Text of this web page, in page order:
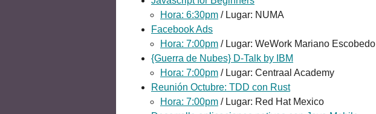
Hora: 6:30pm / Lugar: NUMA
Facebook Ads
Hora: 7:00pm / Lugar: WeWork Mariano Escobedo
{Guerra de Nubes} D-Talk by IBM
Hora: 7:00pm / Lugar: Centraal Academy
Reunión Octubre: TDD con Rust
Hora: 7:00pm / Lugar: Red Hat Mexico